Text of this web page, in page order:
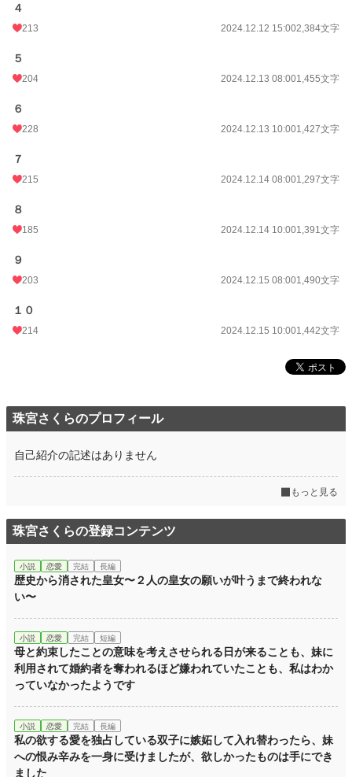
年間ポイント
４
213 2024.12.12 15:002,384文字
５
204 2024.12.13 08:001,455文字
６
228 2024.12.13 10:001,427文字
７
215 2024.12.14 08:001,297文字
８
185 2024.12.14 10:001,391文字
９
203 2024.12.15 08:001,490文字
１０
214 2024.12.15 10:001,442文字
珠宮さくらのプロフィール
自己紹介の記述はありません
もっと見る
珠宮さくらの登録コンテンツ
小説 恋愛 完結 長編
歴史から消された皇女〜２人の皇女の願いが叶うまで終われな
い〜
小説 恋愛 完結 短編
母と約束したことの意味を考えさせられる日が来ることも、妹に
利用されて婚約者を奪われるほど嫌われていたことも、私はわか
っていなかったようです
小説 恋愛 完結 長編
私の欲する愛を独占している双子に嫉妬して入れ替わったら、妹
への恨み辛みを一身に受けましたが、欲しかったものは手にでき
ました